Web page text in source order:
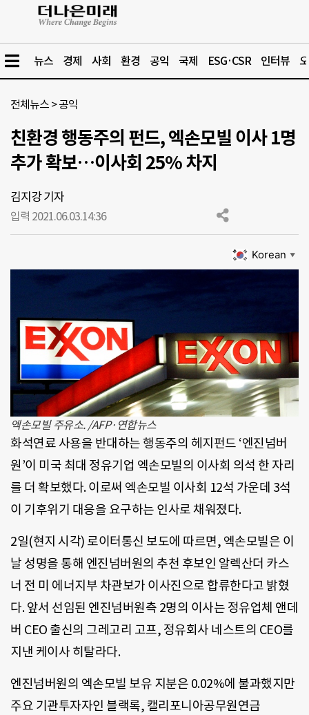
뉴스 경제 사회 환경 공익 국제 ESG·CSR 인터뷰
전체뉴스 >공익
친환경 행동주의 펀드, 엑손모빌 이사 1명
추가 확보…이사회 25% 차지
김지강 기자
입력 2021.06.03.14:36
Korean ▼
엑손모빌 주유소. /AFP·연합뉴스
화석연료 사용을 반대하는 행동주의 헤지펀드 ‘엔진넘버
원’이 미국 최대 정유기업 엑손모빌의 이사회 의석 한 자리
를 더 확보했다. 이로써 엑손모빌 이사회 12석 가운데 3석
이 기후위기 대응을 요구하는 인사로 채워졌다.
2일(현지 시각) 로이터통신 보도에 따르면, 엑손모빌은 이
날 성명을 통해 엔진넘버원의 추천 후보인 알렉산더 카스
너 전 미 에너지부 차관보가 이사진으로 합류한다고 밝혔
다. 앞서 선임된 엔진넘버원측 2명의 이사는 정유업체 앤데
버 CEO 출신의 그레고리 고프, 정유회사 네스트의 CEO를
지낸 케이사 히탈라다.
엔진넘버원의 엑손모빌 보유 지분은 0.02%에 불과했지만
주요 기관투자자인 블랙록, 캘리포니아공무원연금